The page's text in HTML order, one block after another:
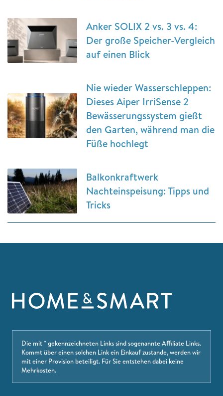
Anker SOLIX 2 vs. 3 vs. 4:
Der große Speicher-Vergleich
auf einen Blick
Nie wieder Wasserschleppen:
Dieses Aiper IrriSense 2
Bewässerungssystem gießt
den Garten, während man die
Füße hochlegt
Balkonkraftwerk
Nachteinspeisung: Tipps und
Tricks
Die mit * gekennzeichneten Links sind sogenannte Affiliate Links.
Kommt über einen solchen Link ein Einkauf zustande, werden wir
mit einer Provision beteiligt. Für Sie entstehen dabei keine
Mehrkosten.